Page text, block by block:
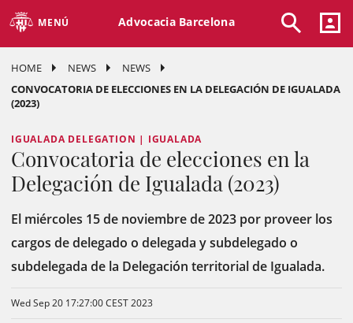
MENÚ Advocacia Barcelona
HOME NEWS
NEWS
CONVOCATORIA DE ELECCIONES EN LA DELEGACIÓN DE IGUALADA
(2023)
IGUALADA DELEGATION | IGUALADA
Convocatoria de elecciones en la
Delegación de Igualada (2023)
El miércoles 15 de noviembre de 2023 por proveer los
cargos de delegado o delegada y subdelegado o
subdelegada de la Delegación territorial de Igualada.
Wed Sep 20 17:27:00 CEST 2023